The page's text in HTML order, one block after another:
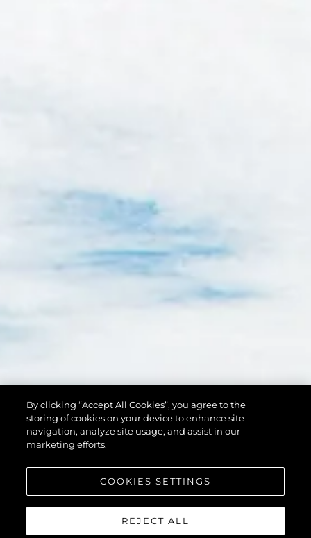
By clicking “Accept All Cookies”, you agree to the
storing of cookies on your device to enhance site
navigation, analyze site usage, and assist in our
marketing efforts.
COOKIES SETTINGS
REJECT ALL